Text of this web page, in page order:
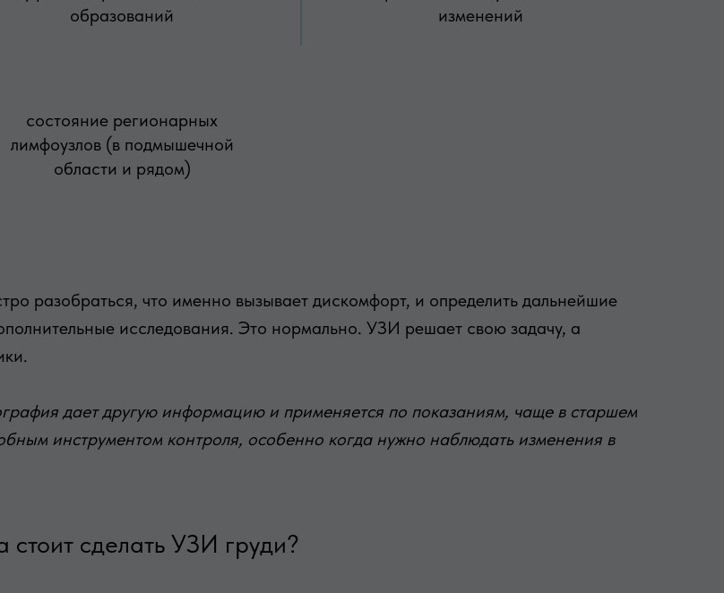
образований
изменений
состояние регионарных
лимфоузлов (в подмышечной
области и рядом)
разобраться, что именно вызывает дискомфорт, и определить дальнейшие
исследования. Это нормально. УЗИ решает свою задачу, а
дает другую информацию и применяется по показаниям, чаще в старшем
инструментом контроля, особенно когда нужно наблюдать изменения в
стоит сделать УЗИ груди?